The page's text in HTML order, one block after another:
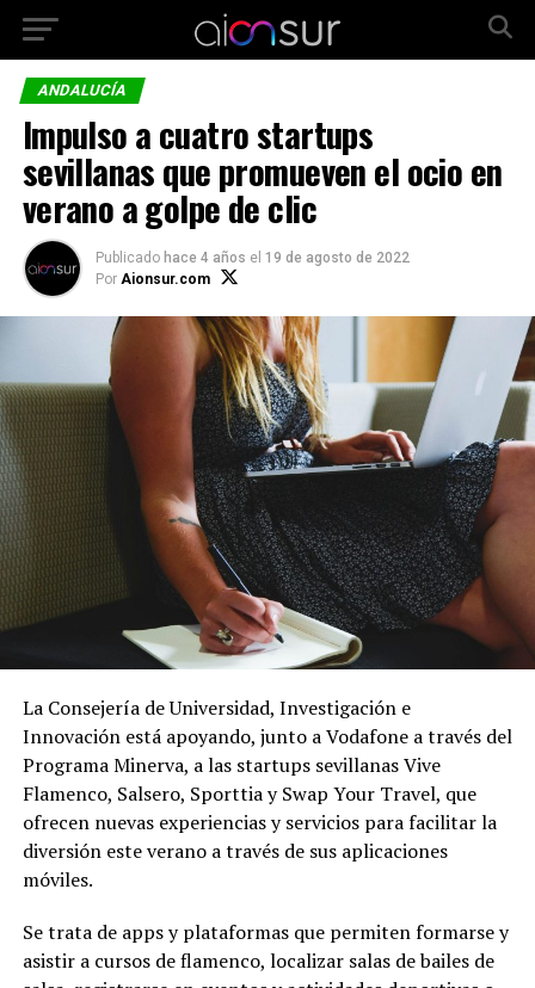
ANDALUCÍA
Impulso a cuatro startups
sevillanas que promueven el ocio en
verano a golpe de clic
Publicado hace 4 años el 19 de agosto de 2022
Por Aionsur.com
La Consejería de Universidad, Investigación e
Innovación está apoyando, junto a Vodafone a través del
Programa Minerva, a las startups sevillanas Vive
Flamenco, Salsero, Sporttia y Swap Your Travel, que
ofrecen nuevas experiencias y servicios para facilitar la
diversión este verano a través de sus aplicaciones
móviles.
Se trata de apps y plataformas que permiten formarse y
asistir a cursos de flamenco, localizar salas de bailes de